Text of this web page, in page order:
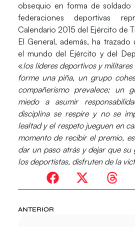
obsequio en forma de soldado
federaciones deportivas
Calendario 2015 del Ejército de
El General, además, ha trazado
el mundo del Ejército y del
«los líderes deportivos y
forme una piña, un grupo
compañerismo prevalece; un
miedo a asumir
disciplina se respire y no se
lealtad y el respeto jueguen en
momento de recibir el premio,
dar un paso atrás y dejar que su
los deportistas, disfruten de la
ANTERIOR